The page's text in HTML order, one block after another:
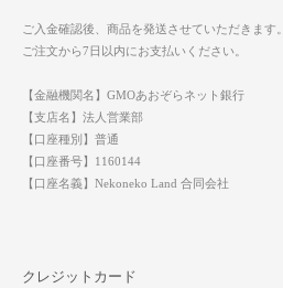
ご入金確認後、商品を発送させていただきます。
ご注文から7日以内にお支払いください。
【金融機関名】GMOあおぞらネット銀行
【支店名】法人営業部
【口座種別】普通
【口座番号】1160144
【口座名義】Nekoneko Land 合同会社
クレジットカード